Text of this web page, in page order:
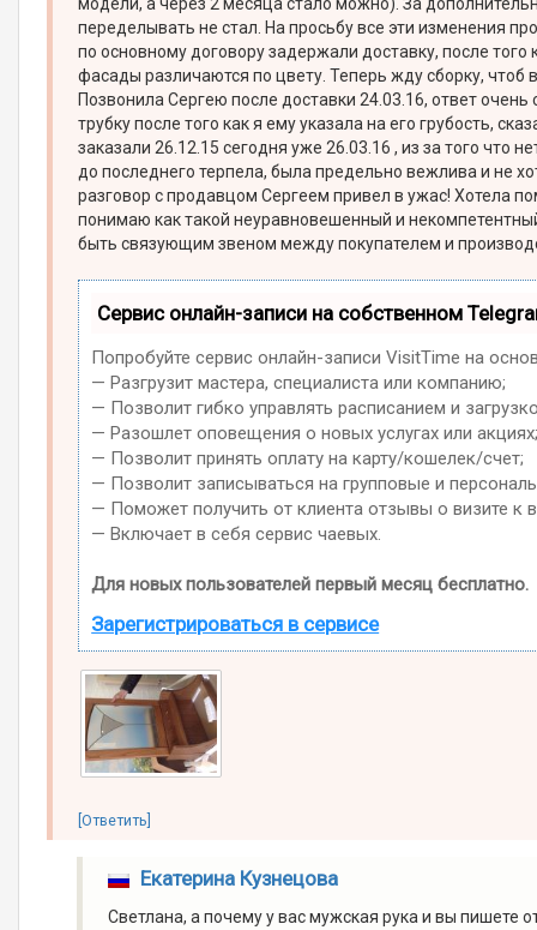
переделывать не стал. На просьбу все эти изменения
по основному договору задержали доставку, после
фасады различаются по цвету. Теперь жду сборку,
Позвонила Сергею после доставки 24.03.16, ответ
трубку после того как я ему указала на его грубость,
заказали 26.12.15 сегодня уже 26.03.16 , из за того что
до последнего терпела, была предельно вежлива и не
разговор с продавцом Сергеем привел в ужас! Хотела
понимаю как такой неуравновешенный и
быть связующим звеном между покупателем и
Сервис онлайн-записи на собственном
Попробуйте сервис онлайн-записи VisitTime на
— Разгрузит мастера, специалиста или компанию;
— Позволит гибко управлять расписанием и
— Разошлет оповещения о новых услугах или
— Позволит принять оплату на карту/кошелек/счет;
— Позволит записываться на групповые и
— Поможет получить от клиента отзывы о визите к
— Включает в себя сервис чаевых.
Для новых пользователей первый месяц бесплатно.
Зарегистрироваться в сервисе
[Ответить]
Екатерина Кузнецова
Светлана, а почему у вас мужская рука и вы